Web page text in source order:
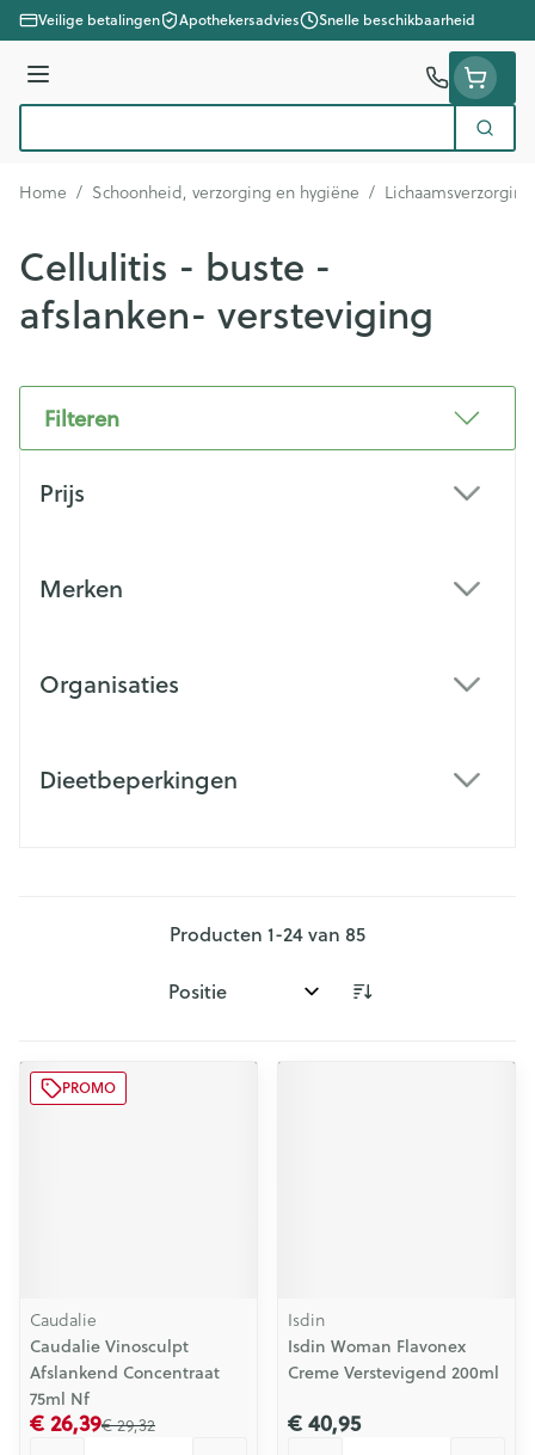
Ga naar de inhoud
Veilige betalingen Apothekersadvies Snelle beschikbaarheid
Menu
Zoek
Home / Schoonheid, verzorging en hygiëne / Lichaamsverzorging
Cellulitis - buste -
afslanken- versteviging
Filteren
Prijs
Merken
Organisaties
Dieetbeperkingen
Producten 1-24van 85
Sorteer op:
PROMO
Caudalie
Caudalie Vinosculpt
Afslankend Concentraat
75ml Nf
€ 29,32
€ 26,39
Isdin
Isdin Woman Flavonex
Creme Verstevigend 200ml
€ 40,95